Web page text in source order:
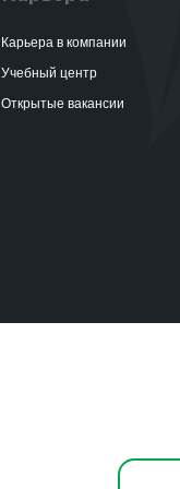
Карьера в компании
Учебный центр
Открытые вакансии